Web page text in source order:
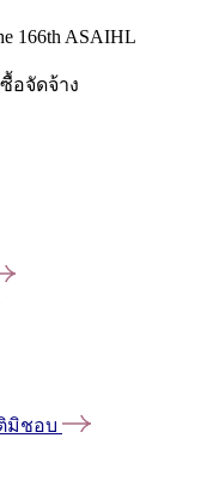
166th ASAIHL
อจัดจ้าง
มิชอบ